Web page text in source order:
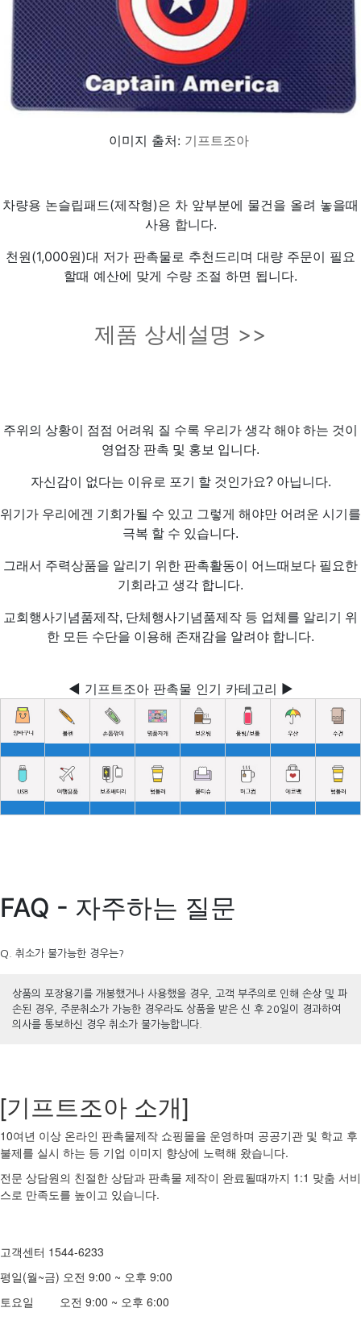
이미지 출처: 기프트조아
차량용 논슬립패드(제작형)은 차 앞부분에 물건을 올려 놓을때
사용 합니다.
천원(1,000원)대 저가 판촉물로 추천드리며 대량 주문이 필요
할때 예산에 맞게 수량 조절 하면 됩니다.
제품 상세설명 >>
주위의 상황이 점점 어려워 질 수록 우리가 생각 해야 하는 것이
영업장 판촉 및 홍보 입니다.
자신감이 없다는 이유로 포기 할 것인가요? 아닙니다.
위기가 우리에겐 기회가될 수 있고 그렇게 해야만 어려운 시기를
극복 할 수 있습니다.
그래서 주력상품을 알리기 위한 판촉활동이 어느때보다 필요한
기회라고 생각 합니다.
교회행사기념품제작, 단체행사기념품제작 등 업체를 알리기 위
한 모든 수단을 이용해 존재감을 알려야 합니다.
◀ 기프트조아 판촉물 인기 카테고리 ▶
FAQ - 자주하는 질문
Q. 취소가 불가능한 경우는?
상품의 포장용기를 개봉했거나 사용했을 경우, 고객 부주의로 인해 손상 및 파
손된 경우, 주문취소가 가능한 경우라도 상품을 받은 신 후 20일이 경과하여
의사를 통보하신 경우 취소가 불가능합니다.
[기프트조아 소개]
10여년 이상 온라인 판촉물제작 쇼핑몰을 운영하며 공공기관 및 학교 후
불제를 실시 하는 등 기업 이미지 향상에 노력해 왔습니다.
전문 상담원의 친절한 상담과 판촉물 제작이 완료될때까지 1:1 맞춤 서비
스로 만족도를 높이고 있습니다.
고객센터 1544-6233
평일(월~금) 오전 9:00 ~ 오후 9:00
토요일 오전 9:00 ~ 오후 6:00